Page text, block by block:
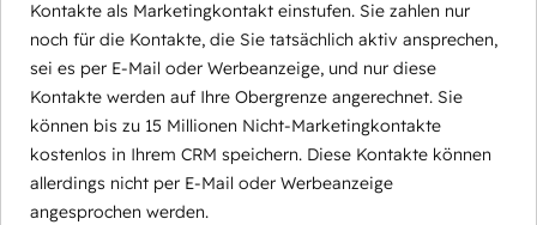
Kontakte als Marketingkontakt einstufen. Sie zahlen nur
noch für die Kontakte, die Sie tatsächlich aktiv ansprechen,
sei es per E-Mail oder Werbeanzeige, und nur diese
Kontakte werden auf Ihre Obergrenze angerechnet. Sie
können bis zu 15 Millionen Nicht-Marketingkontakte
kostenlos in Ihrem CRM speichern. Diese Kontakte können
allerdings nicht per E-Mail oder Werbeanzeige
angesprochen werden.